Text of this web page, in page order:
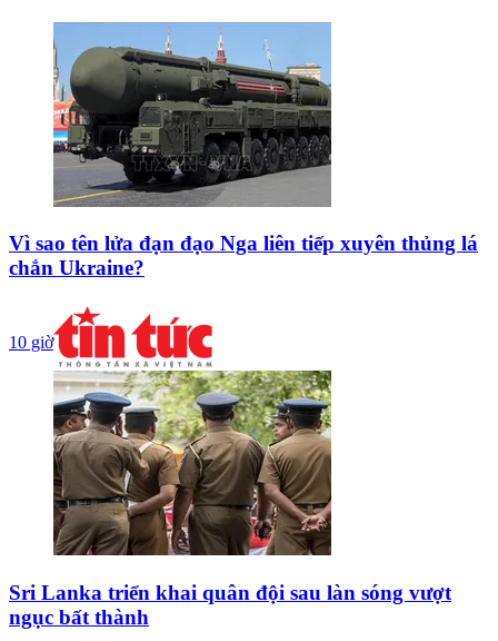
Vì sao tên lửa đạn đạo Nga liên tiếp xuyên thủng lá
chắn Ukraine?
10 giờ
Sri Lanka triển khai quân đội sau làn sóng vượt
ngục bất thành